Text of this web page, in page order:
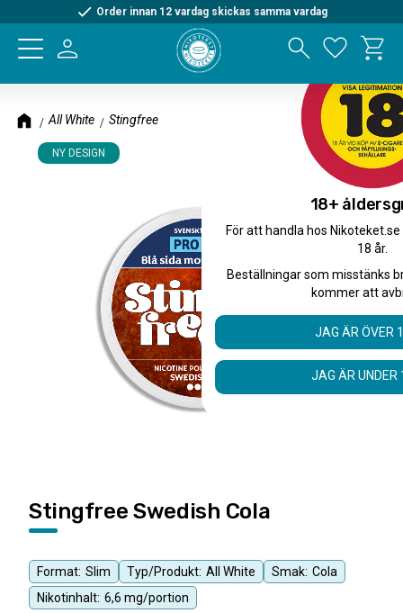
Meny
Order innan 12 vardag skickas samma vardag
All White Stingfree
NY DESIGN
Format: Slim Typ/Produkt: All White Smak: Cola
Nikotinhalt: 6,6 mg/portion
Stingfree Swedish Cola
18+
För att handla hos
18 år.
Beställningar som misstänks
kommer att
JAG ÄR ÖVER
JAG ÄR UNDER